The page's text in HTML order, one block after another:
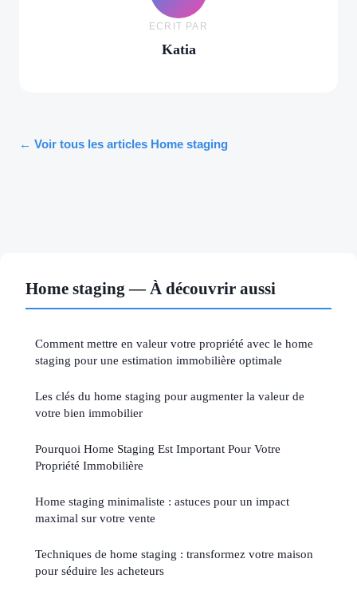
ECRIT PAR
Katia
← Voir tous les articles Home staging
Home staging — À découvrir aussi
Comment mettre en valeur votre propriété avec le home
staging pour une estimation immobilière optimale
Les clés du home staging pour augmenter la valeur de
votre bien immobilier
Pourquoi Home Staging Est Important Pour Votre
Propriété Immobilière
Home staging minimaliste : astuces pour un impact
maximal sur votre vente
Techniques de home staging : transformez votre maison
pour séduire les acheteurs